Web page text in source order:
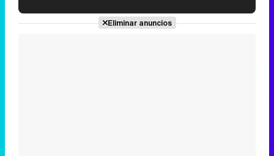
'120 Minutos' celebra sus 2.000 programas en Telemadrid con un vídeo del día a día en la redacción
Eliminar anuncios